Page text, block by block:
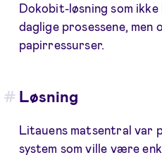
Dokobit-løsning som
daglige prosessene, men
papirressurser.
Løsning
Litauens matsentral var
system som ville være